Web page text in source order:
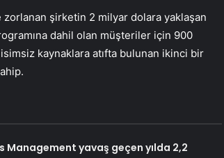
şirketin 2 milyar dolara yaklaşan
dahil olan müşteriler için 900
kaynaklara atıfta bulunan ikinci bir
Management yavaş geçen yılda 2,2